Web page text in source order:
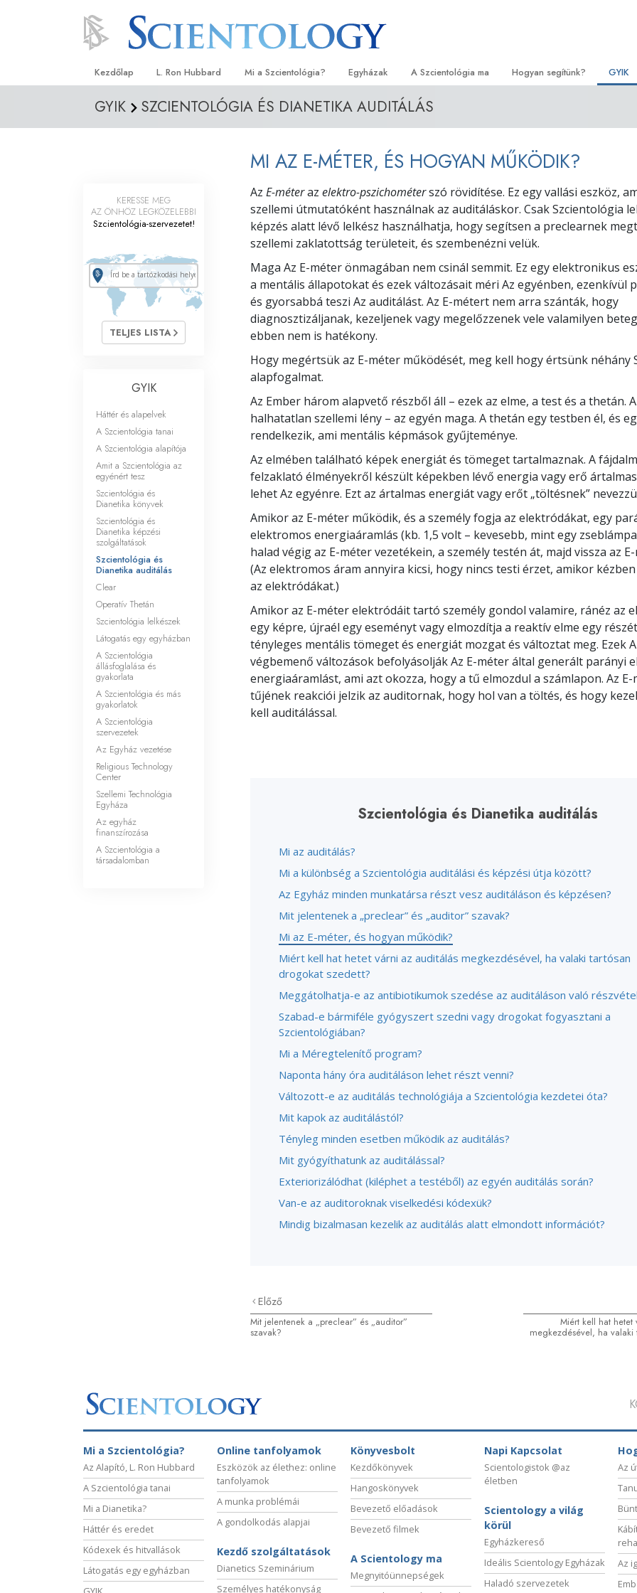
Kezdőlap L. Ron Hubbard Mi a Szcientológia?
Hittételek és gyakorlatok
Mit mondanak a szcientológusok
Ismerjen meg egy szcientológust!
Látogatás egy egyházban
Bevezetés a Dianetikába
Szeretet és gyűlölet –
Mi a nagyság?
Egyházak
Egyházkereső
Haladó szervezetek
Flag Szárazföldi Bázis
Freewinds
Eljuttatjuk a világak a Scientology-t
A Szcientológia ma
Megnyitóünnepségek
David Miscavige – A Scientology
Hogyan segítünk?
Criminon
Narconon
Az igazság a drogokról
Együtt az Emberi Jogokért
Állampolgári Bizottság az
Jogokért
Szcientológia önkéntes
GYIK
Kezdő
GYIK SZCIENTOLÓGIA ÉS DIANETIKA AUDITÁLÁS
MI AZ E-MÉTER, ÉS HOGYAN MŰKÖDIK?
Az E-méteraz elektro-pszichométerszó rövidítése. Ez egy vallási eszköz,
szellemi útmutatóként használnak az auditáláskor. Csak Szcientológia
képzés alatt lévő lelkész használhatja, hogy segítsen a preclearnek
szellemi zaklatottság területeit, és szembenézni velük.
Maga Az E-méter önmagában nem csinál semmit. Ez egy elektronikus
a mentális állapotokat és ezek változásait méri Az egyénben, ezenkívül
és gyorsabbá teszi Az auditálást. Az E-métert nem arra szánták, hogy
diagnosztizáljanak, kezeljenek vagy megelőzzenek vele valamilyen
ebben nem is hatékony.
Hogy megértsük az E-méter működését, meg kell hogy értsünk néhány
alapfogalmat.
Az Ember három alapvető részből áll – ezek az elme, a test és a thetán.
halhatatlan szellemi lény – az egyén maga. A thetán egy testben él, és
rendelkezik, ami mentális képmások gyűjteménye.
Az elmében található képek energiát és tömeget tartalmaznak. A
felzaklató élményekről készült képekben lévő energia vagy erő
lehet Az egyénre. Ezt az ártalmas energiát vagy erőt „töltésnek”
Amikor az E-méter működik, és a személy fogja az elektródákat, egy
elektromos energiaáramlás (kb. 1,5 volt – kevesebb, mint egy
halad végig az E-méter vezetékein, a személy testén át, majd vissza az
(Az elektromos áram annyira kicsi, hogy nincs testi érzet, amikor
az elektródákat.)
Amikor az E-méter elektródáit tartó személy gondol valamire, ránéz az
egy képre, újraél egy eseményt vagy elmozdítja a reaktív elme egy
tényleges mentális tömeget és energiát mozgat és változtat meg. Ezek
végbemenő változások befolyásolják Az E-méter által generált parányi
energiaáramlást, ami azt okozza, hogy a tű elmozdul a számlapon. Az
tűjének reakciói jelzik az auditornak, hogy hol van a töltés, és hogy
kell auditálással.
Szcientológia és Dianetika auditálás
Mi az auditálás?
Mi a különbség a Szcientológia auditálási és képzési útja között?
Az Egyház minden munkatársa részt vesz auditáláson és képzésen?
Mit jelentenek a „preclear” és „auditor” szavak?
Mi az E-méter, és hogyan működik?
Miért kell hat hetet várni az auditálás megkezdésével, ha valaki tartósan
drogokat szedett?
Meggátolhatja-e az antibiotikumok szedése az auditáláson való
Szabad-e bármiféle gyógyszert szedni vagy drogokat fogyasztani a
Szcientológiában?
Mi a Méregtelenítő program?
Naponta hány óra auditáláson lehet részt venni?
Változott-e az auditálás technológiája a Szcientológia kezdetei óta?
Mit kapok az auditálástól?
Tényleg minden esetben működik az auditálás?
Mit gyógyíthatunk az auditálással?
Exteriorizálódhat (kiléphet a testéből) az egyén auditálás során?
Van-e az auditoroknak viselkedési kódexük?
Mindig bizalmasan kezelik az auditálás alatt elmondott információt?
Előző
Mit jelentenek a „preclear” és „auditor”
szavak?
Miért kell hat
megkezdésével, ha valaki
KERESSE MEG
AZ ÖNHÖZ LEGKÖZELEBBI
Szcientológia-szervezetet!
TELJES LISTA
GYIK
Háttér és alapelvek
A Szcientológia tanai
A Szcientológia alapítója
Amit a Szcientológia az
egyénért tesz
Szcientológia és
Dianetika könyvek
Szcientológia és
Dianetika képzési
szolgáltatások
Szcientológia és
Dianetika auditálás
Clear
Operatív Thetán
Szcientológia lelkészek
Látogatás egy egyházban
A Szcientológia
állásfoglalása és
gyakorlata
A Szcientológia és más
gyakorlatok
A Szcientológia
szervezetek
Az Egyház vezetése
Religious Technology
Center
Szellemi Technológia
Egyháza
Az egyház
finanszírozása
A Szcientológia a
társadalomban
Mi a Szcientológia?
Az Alapító, L. Ron Hubbard
A Szcientológia tanai
Mi a Dianetika?
Háttér és eredet
Kódexek és hitvallások
Látogatás egy egyházban
Online tanfolyamok
Eszközök az élethez: online
tanfolyamok
A munka problémái
A gondolkodás alapjai
Kezdő szolgáltatások
Dianetics Szeminárium
Személyes hatékonyság
Könyvesbolt
Kezdőkönyvek
Hangoskönyvek
Bevezető előadások
Bevezető filmek
A Scientology ma
Megnyitóünnepségek
Napi Kapcsolat
Scientologistok @az
életben
Scientology a világ
körül
Egyházkereső
Ideális Scientology Egyházak
Haladó szervezetek
Az
Az